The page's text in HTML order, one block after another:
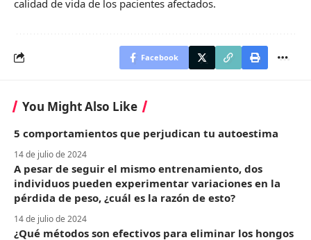
calidad de vida de los pacientes afectados.
Facebook
You Might Also Like
5 comportamientos que perjudican tu autoestima
14 de julio de 2024
A pesar de seguir el mismo entrenamiento, dos
individuos pueden experimentar variaciones en la
pérdida de peso, ¿cuál es la razón de esto?
14 de julio de 2024
¿Qué métodos son efectivos para eliminar los hongos